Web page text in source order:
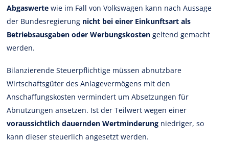
Abgaswerte wie im Fall von Volkswagen kann nach Aussage
der Bundesregierung nicht bei einer Einkunftsart als
Betriebsausgaben oder Werbungskosten geltend gemacht
werden.
Bilanzierende Steuerpflichtige müssen abnutzbare
Wirtschaftsgüter des Anlagevermögens mit den
Anschaffungskosten vermindert um Absetzungen für
Abnutzungen ansetzen. Ist der Teilwert wegen einer
voraussichtlich dauernden Wertminderung niedriger, so
kann dieser steuerlich angesetzt werden.